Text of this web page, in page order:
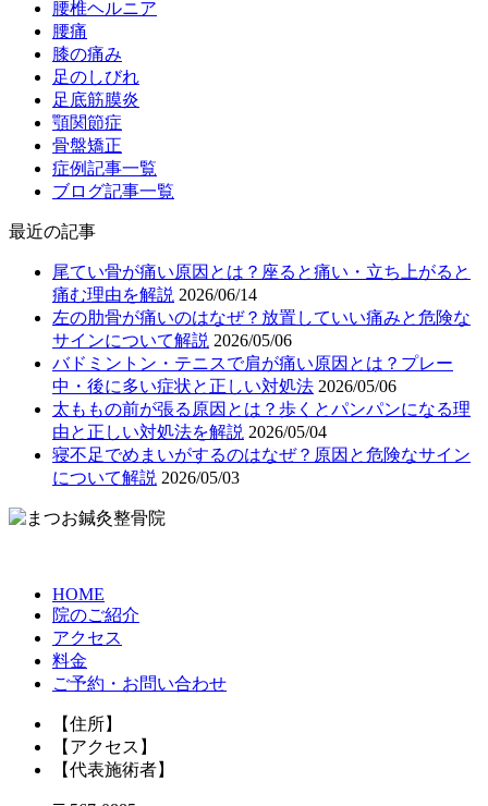
腰椎ヘルニア
腰痛
膝の痛み
足のしびれ
足底筋膜炎
顎関節症
骨盤矯正
症例記事一覧
ブログ記事一覧
最近の記事
尾てい骨が痛い原因とは？座ると痛い・立ち上がると
痛む理由を解説 2026/06/14
左の肋骨が痛いのはなぜ？放置していい痛みと危険な
サインについて解説 2026/05/06
バドミントン・テニスで肩が痛い原因とは？プレー
中・後に多い症状と正しい対処法 2026/05/06
太ももの前が張る原因とは？歩くとパンパンになる理
由と正しい対処法を解説 2026/05/04
寝不足でめまいがするのはなぜ？原因と危険なサイン
について解説 2026/05/03
HOME
院のご紹介
アクセス
料金
ご予約・お問い合わせ
【住所】
【アクセス】
【代表施術者】